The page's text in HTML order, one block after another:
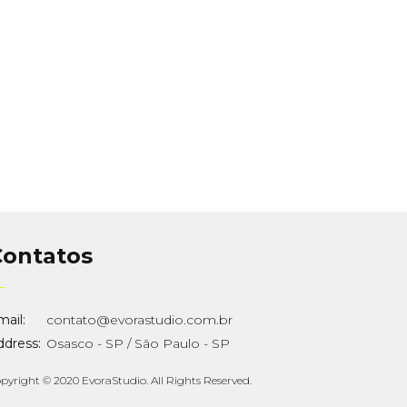
contato@evorastudio.com.br
Osasco - SP / São Paulo - SP
© 2020 EvoraStudio. All Rights Reserved.